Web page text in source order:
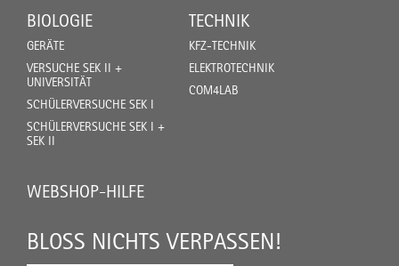
BIOLOGIE
GERÄTE
VERSUCHE SEK II +
UNIVERSITÄT
SCHÜLERVERSUCHE SEK I
SCHÜLERVERSUCHE SEK I +
SEK II
TECHNIK
KFZ-TECHNIK
ELEKTROTECHNIK
COM4LAB
WEBSHOP-HILFE
BLOSS NICHTS VERPASSEN!